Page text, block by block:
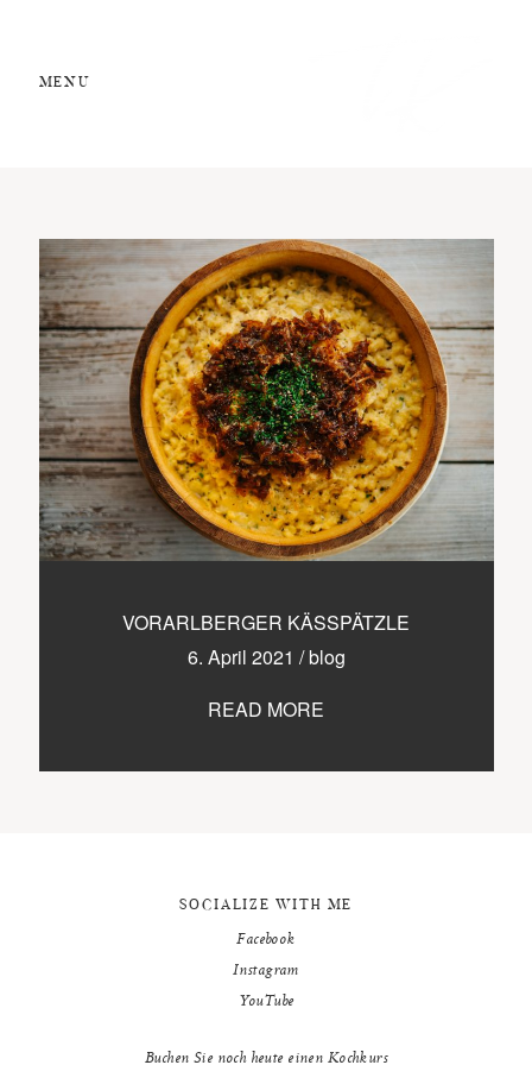
MENU
VORARLBERGER KÄSSPÄTZLE
6. April 2021 /blog
READ MORE
Kochschule
Rezepte
Über mich
Kontakt
9500 / VILLACH / KÄRNTEN
SOCIALIZE WITH ME
Facebook
Instagram
YouTube
Buchen Sie noch heute einen Kochkurs